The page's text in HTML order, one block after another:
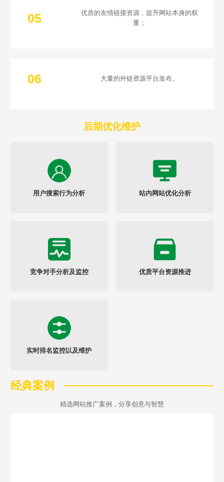
05
优质的友情链接资源，提升网站本身的权
重；
06 大量的外链资源平台发布。
后期优化维护
用户搜索行为分析 站内网站优化分析
竞争对手分析及监控 优质平台资源推进
实时排名监控以及维护
经典案例
精选网站推广案例，分享创意与智慧